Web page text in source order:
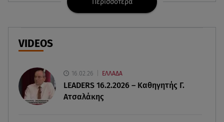
Marfin: Προθεσμία για να απολογηθεί πήρε η
4 (πολύ σημαντικά) πράγματα που
αποκαλύπτουν οι διακοπές για τη σχέση σου
Περισσότερα
VIDEOS
16.02.26 ΕΛΛΑΔΑ
LEADERS 16.2.2026 – Καθηγητής Γ.
Ατσαλάκης